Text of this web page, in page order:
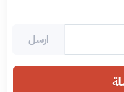
ارسل